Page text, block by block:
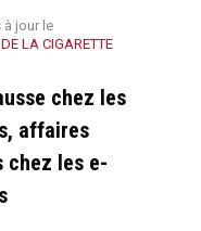
méthodes
pour
arrêter
à jour le
LA CIGARETTE
chez les
affaires
chez les e-